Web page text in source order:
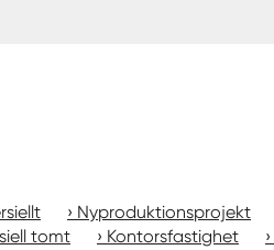
Nyproduktionsprojekt
tomt Kontorsfastighet